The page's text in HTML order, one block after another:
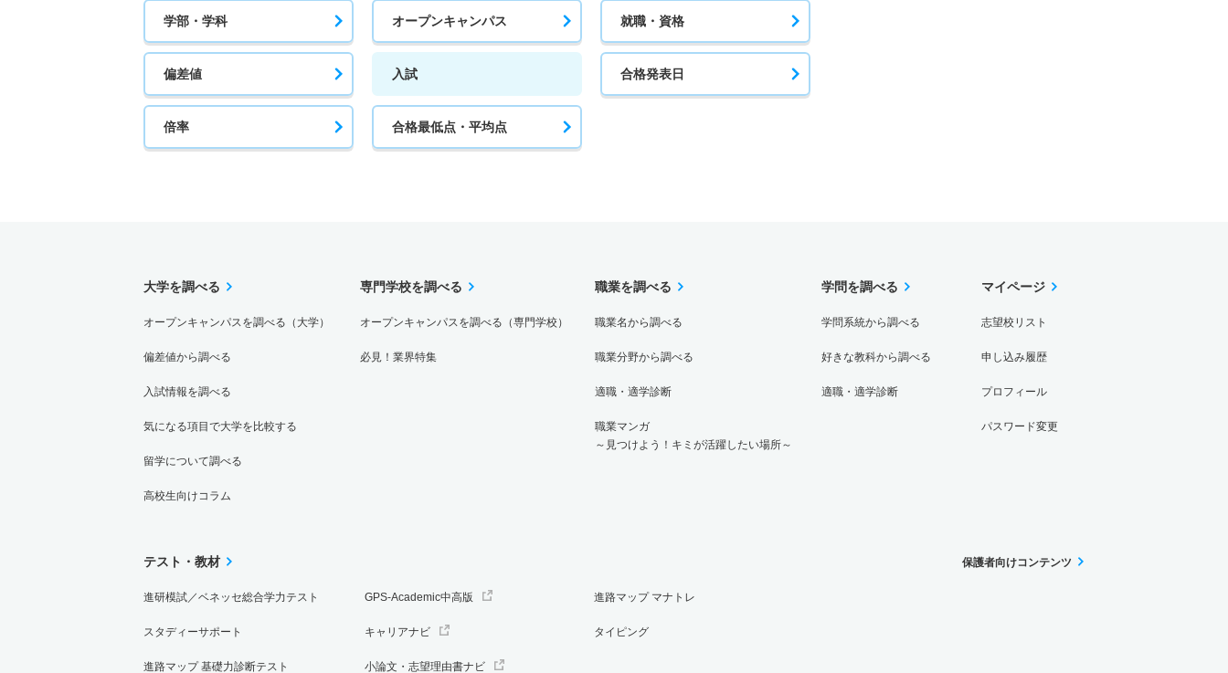
学部・学科 オープンキャンパス 就職・資格
偏差値 入試 合格発表日
倍率 合格最低点・平均点
大学を調べる
オープンキャンパスを調べる（大学）
偏差値から調べる
入試情報を調べる
気になる項目で大学を比較する
留学について調べる
高校生向けコラム
専門学校を調べる
オープンキャンパスを調べる（専門学校）
必見！業界特集
職業を調べる
職業名から調べる
職業分野から調べる
適職・適学診断
職業マンガ
～見つけよう！キミが活躍したい場所～
学問を調べる
学問系統から調べる
好きな教科から調べる
適職・適学診断
マイページ
志望校リスト
申し込み履歴
プロフィール
パスワード変更
テスト・教材
進研模試／ベネッセ総合学力テスト
スタディーサポート
進路マップ 基礎力診断テスト
GPS-Academic中高版
キャリアナビ
小論文・志望理由書ナビ
進路マップ マナトレ
タイピング
保護者向けコンテンツ